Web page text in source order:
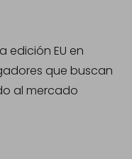
edición EU en
que buscan
al mercado